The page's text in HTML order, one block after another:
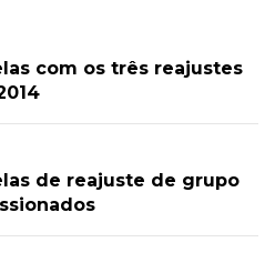
com os três reajustes
de reajuste de grupo